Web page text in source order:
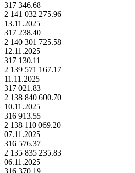
317 346.68
2 141 032 275.96
13.11.2025
317 238.40
2 140 301 725.58
12.11.2025
317 130.11
2 139 571 167.17
11.11.2025
317 021.83
2 138 840 600.70
10.11.2025
316 913.55
2 138 110 069.20
07.11.2025
316 576.37
2 135 835 235.83
06.11.2025
316 370.19